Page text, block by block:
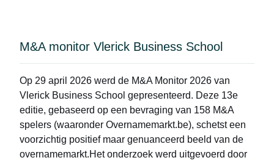
M&A monitor Vlerick Business School
Op 29 april 2026 werd de M&A Monitor 2026 van
Vlerick Business School gepresenteerd. Deze 13e
editie, gebaseerd op een bevraging van 158 M&A
spelers (waaronder Overnamemarkt.be), schetst een
voorzichtig positief maar genuanceerd beeld van de
overnamemarkt.Het onderzoek werd uitgevoerd door